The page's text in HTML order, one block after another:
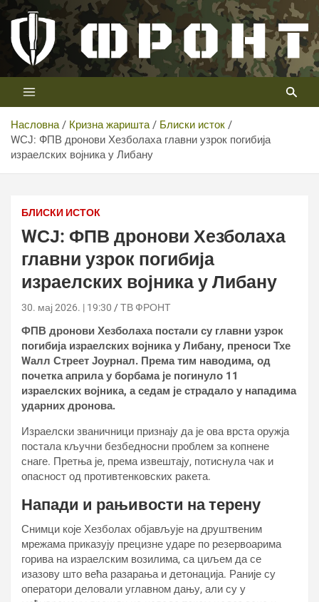
Скип
цонтент
Телевизија ФРОНТ
Први војни канал у Србији
Насловна Кризна жаришта
Блиски исток
WСЈ: ФПВ дронови Хезболаха главни узрок погибија
израелских војника у Либану
БЛИСКИ ИСТОК
WСЈ: ФПВ дронови Хезболаха
главни узрок погибија
израелских војника у Либану
30. мај 2026. | 19:30 ТВ ФРОНТ
ФПВ дронови Хезболаха постали су главни узрок
погибија израелских војника у Либану, преноси Тхе
Wалл Стреет Јоурнал. Према тим наводима, од
почетка априла у борбама је погинуло 11
израелских војника, а седам је страдало у нападима
ударних дронова.
Израелски званичници признају да је ова врста оружја
постала кључни безбедносни проблем за копнене
снаге. Претња је, према извештају, потиснула чак и
опасност од противтенковских ракета.
Напади и рањивости на терену
Снимци које Хезболах објављује на друштвеним
мрежама приказују прецизне ударе по резервоарима
горива на израелским возилима, са циљем да се
изазову што већа разарања и детонација. Раније су
оператори деловали углавном дању, али су у